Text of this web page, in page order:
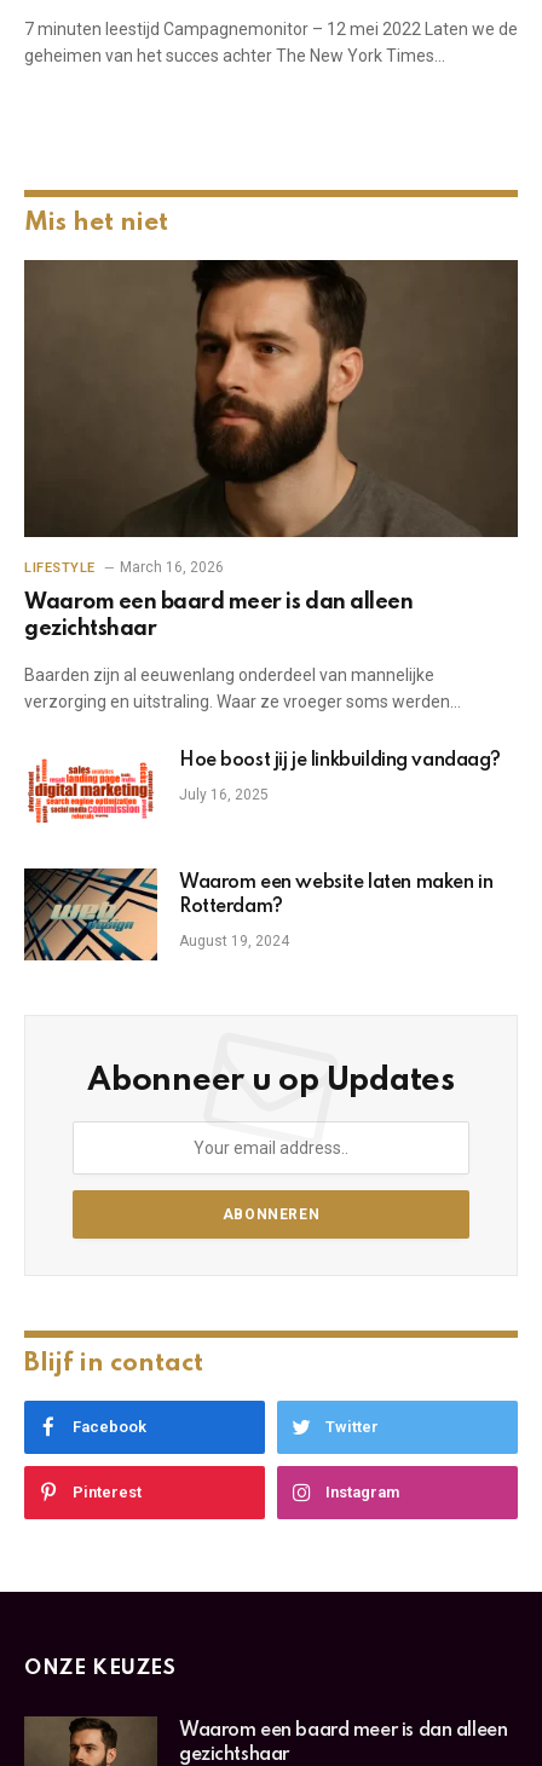
7 minuten leestijd Campagnemonitor – 12 mei 2022 Laten we de
geheimen van het succes achter The New York Times…
Mis het niet
LIFESTYLE March 16, 2026
Waarom een baard meer is dan alleen
gezichtshaar
Baarden zijn al eeuwenlang onderdeel van mannelijke
verzorging en uitstraling. Waar ze vroeger soms werden…
Hoe boost jij je linkbuilding vandaag?
July 16, 2025
Waarom een website laten maken in
Rotterdam?
August 19, 2024
Abonneer u op Updates
Blijf in contact
Facebook Twitter
Pinterest Instagram
ONZE KEUZES
Waarom een baard meer is dan alleen
gezichtshaar